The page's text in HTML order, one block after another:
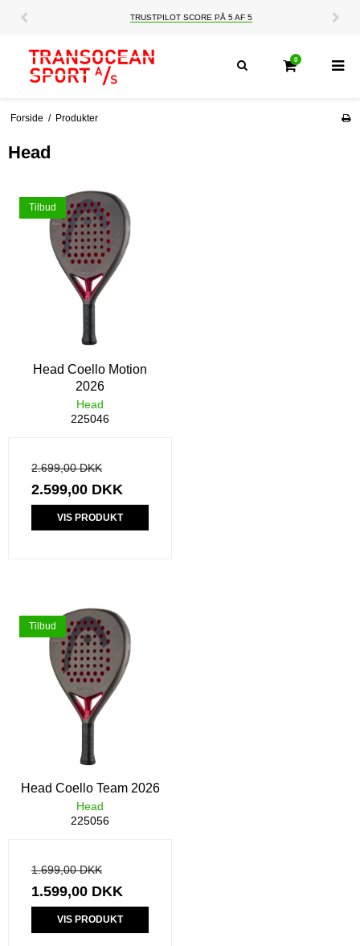
TRUSTPILOT SCORE PÅ 5 AF 5
0
Forside / Produkter
Head
Tilbud
Head Coello Motion
2026
Head
225046
2.699,00 DKK
2.599,00 DKK
VIS PRODUKT
Tilbud
Head Coello Team 2026
Head
225056
1.699,00 DKK
1.599,00 DKK
VIS PRODUKT